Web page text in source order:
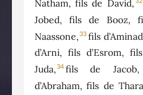
Natham, fils de David,
Jobed, fils de Booz,
Naassone,33 fils
d’Arni, fils d’Esrom,
Juda,34 fils de
d’Abraham, fils de